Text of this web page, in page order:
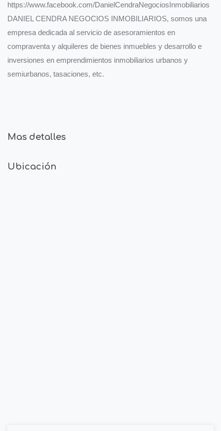
https://www.facebook.com/DanielCendraNegociosInmobiliarios
DANIEL CENDRA NEGOCIOS INMOBILIARIOS, somos una
empresa dedicada al servicio de asesoramientos en
compraventa y alquileres de bienes inmuebles y desarrollo e
inversiones en emprendimientos inmobiliarios urbanos y
semiurbanos, tasaciones, etc.
Mas detalles
Ubicación